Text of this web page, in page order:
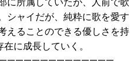
シャイだが、純粋に歌を愛す
えることのできる優しさを持
に成長していく。